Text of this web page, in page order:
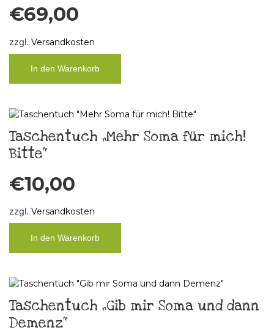
€69,00
zzgl. Versandkosten
In den Warenkorb
Taschentuch „Mehr Soma für mich!
Bitte“
€10,00
zzgl. Versandkosten
In den Warenkorb
Taschentuch „Gib mir Soma und dann
Demenz“